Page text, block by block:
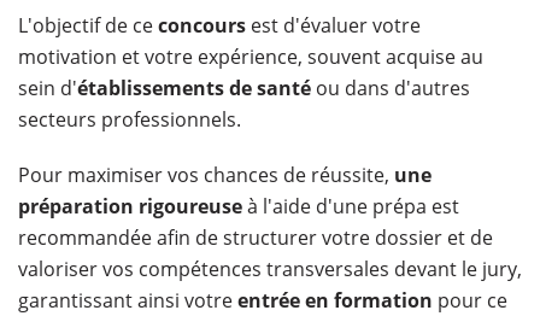
L'objectif de ceconcours est d'évaluer votre
motivation et votre expérience, souvent acquise au
sein d'établissements de santé ou dans d'autres
secteurs professionnels.
Pour maximiser vos chances de réussite, une
préparation rigoureuseà l'aide d'une prépa est
recommandée afin de structurer votre dossier et de
valoriser vos compétences transversales devant le jury,
garantissant ainsi votreentrée en formation pour ce